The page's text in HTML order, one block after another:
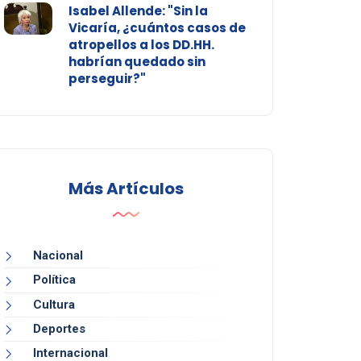
Isabel Allende: "Sin la
Vicaría, ¿cuántos casos de
atropellos a los DD.HH.
habrían quedado sin
perseguir?"
Más Artículos
Nacional
Política
Cultura
Deportes
Internacional